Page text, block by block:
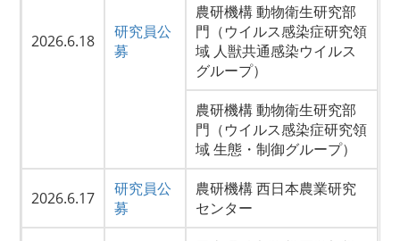
2026.6.18
研究員公
募
農研機構 動物衛生研究部
門（ウイルス感染症研究領
域 人獣共通感染ウイルス
グループ）
農研機構 動物衛生研究部
門（ウイルス感染症研究領
域 生態・制御グループ）
2026.6.17
研究員公
募
農研機構 西日本農業研究
センター